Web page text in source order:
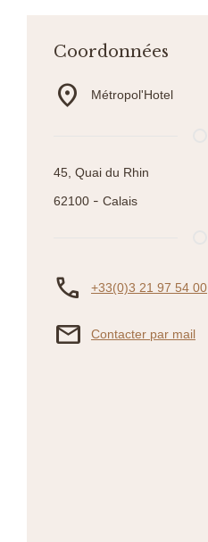
Coordonnées
location_on Métropol'Hotel
45, Quai du Rhin
62100 - Calais
phone +33(0)3 21 97 54 00
mail Contacter par mail